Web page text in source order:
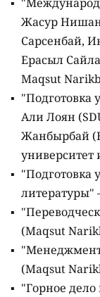
Жасур
Сарсенбай,
Ерасыл
Maqsut
"Подготовка
Али Лоян
Жанбырбай
"Подготовка
литературы"
(Maqsut
"Менеджмент
(Maqsut
"Горное